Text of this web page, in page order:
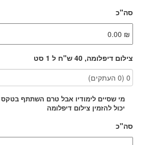
סה"כ
צילום דיפלומה, 40 ש"ח ל 1 סט
מי שסיים לימודיו אבל טרם השתתף
יכול להזמין צילום דיפלומה
סה"כ